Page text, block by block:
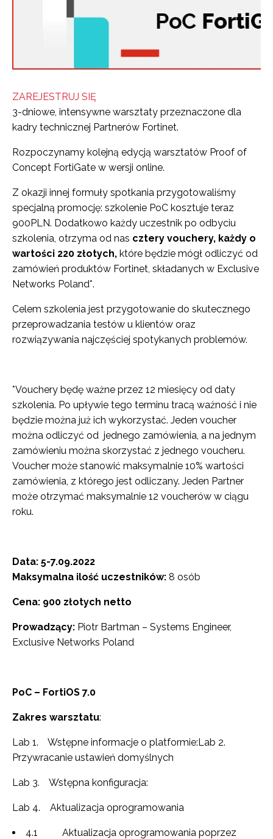
ZAREJESTRUJ SIĘ
3-dniowe, intensywne warsztaty przeznaczone dla
kadry technicznej Partnerów Fortinet.
Rozpoczynamy kolejną edycją warsztatów Proof of
Concept FortiGate w wersji online.
Z okazji innej formuły spotkania przygotowaliśmy
specjalną promocję: szkolenie PoC kosztuje teraz
900PLN. Dodatkowo każdy uczestnik po odbyciu
szkolenia, otrzyma od nas cztery vouchery, każdy o
wartości 220 złotych, które będzie mógł odliczyć od
zamówień produktów Fortinet, składanych w Exclusive
Networks Poland*.
Celem szkolenia jest przygotowanie do skutecznego
przeprowadzania testów u klientów oraz
rozwiązywania najczęściej spotykanych problemów.
*Vouchery będę ważne przez 12 miesięcy od daty
szkolenia. Po upływie tego terminu tracą ważność i nie
będzie można już ich wykorzystać. Jeden voucher
można odliczyć od jednego zamówienia, a na jednym
zamówieniu można skorzystać z jednego voucheru.
Voucher może stanowić maksymalnie 10% wartości
zamówienia, z którego jest odliczany. Jeden Partner
może otrzymać maksymalnie 12 voucherów w ciągu
roku.
Data: 5-7.09.2022
Maksymalna ilość uczestników: 8 osób
Cena: 900 złotych netto
Prowadzący: Piotr Bartman – Systems Engineer,
Exclusive Networks Poland
PoC – FortiOS 7.0
Zakres warsztatu:
Lab 1. Wstępne informacje o platformie:Lab 2.
Przywracanie ustawień domyślnych
Lab 3. Wstępna konfiguracja:
Lab 4. Aktualizacja oprogramowania
4.1 Aktualizacja oprogramowania poprzez